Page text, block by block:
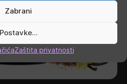
Zabrani
Postavke...
Zaštita privatnosti